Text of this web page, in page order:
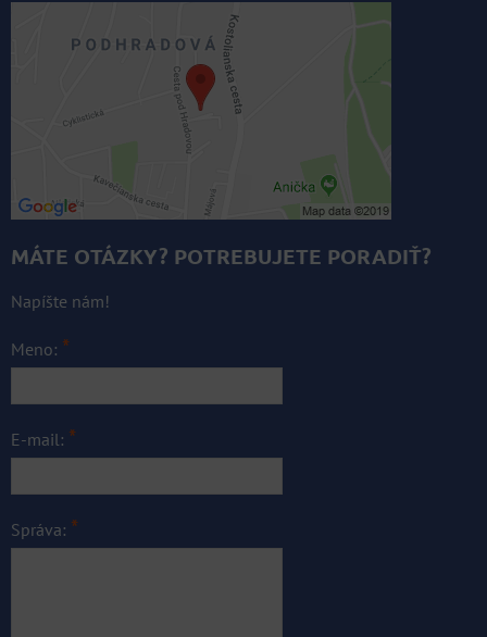
MÁTE OTÁZKY? POTREBUJETE PORADIŤ?
Napíšte nám!
Meno: *
E-mail: *
Správa: *